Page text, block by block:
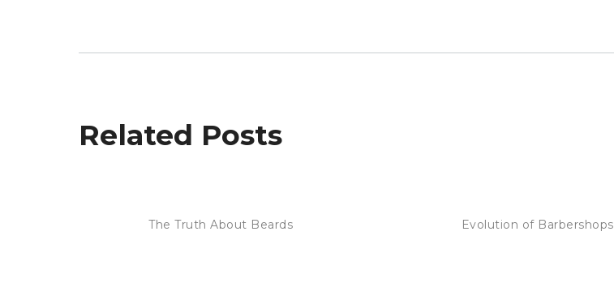
Related Posts
The Truth About Beards Evolution of Barbershops